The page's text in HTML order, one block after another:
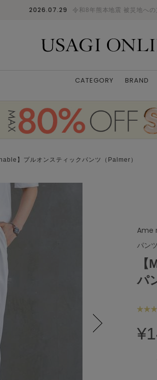
2026.07.29 令和8年熊本地震 被災地への
CATEGORY BRAND
】プルオンスティックパンツ（Palmer）
Ame
パンツ
パ